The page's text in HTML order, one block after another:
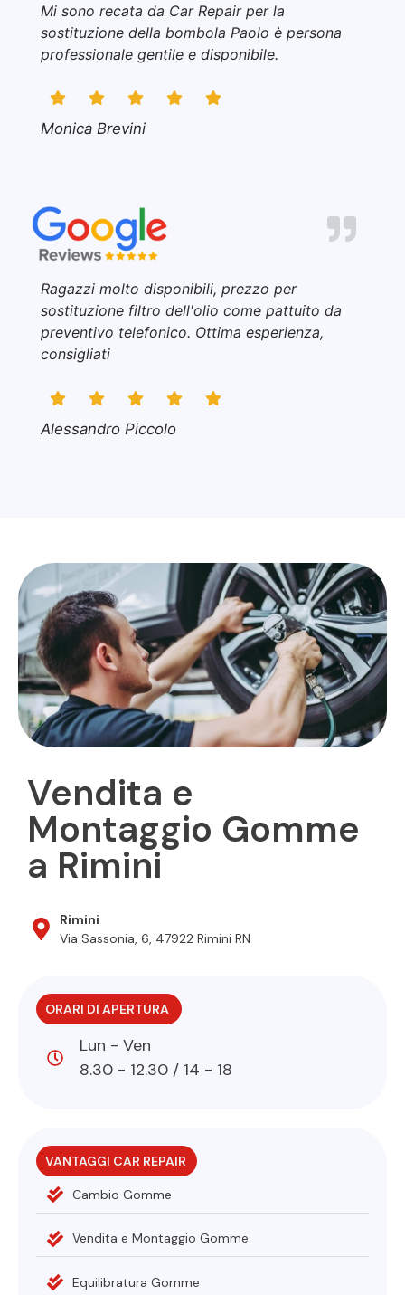
Mi sono recata da Car Repair per la
sostituzione della bombola Paolo è persona
professionale gentile e disponibile.
Monica Brevini
Ragazzi molto disponibili, prezzo per
sostituzione filtro dell'olio come pattuito da
preventivo telefonico. Ottima esperienza,
consigliati
Alessandro Piccolo
Vendita e
Montaggio Gomme
a Rimini
Rimini
Via Sassonia, 6, 47922 Rimini RN
ORARI DI APERTURA
Lun - Ven
8.30 - 12.30 / 14 - 18
VANTAGGI CAR REPAIR
Cambio Gomme
Vendita e Montaggio Gomme
Equilibratura Gomme